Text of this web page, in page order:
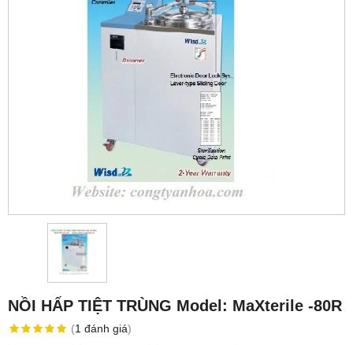
NỒI HẤP TIỆT TRÙNG Model: MaXterile -80R
(1 đánh giá)